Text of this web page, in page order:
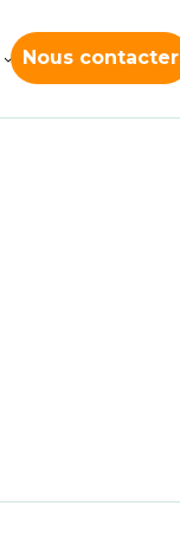
Nous contacter